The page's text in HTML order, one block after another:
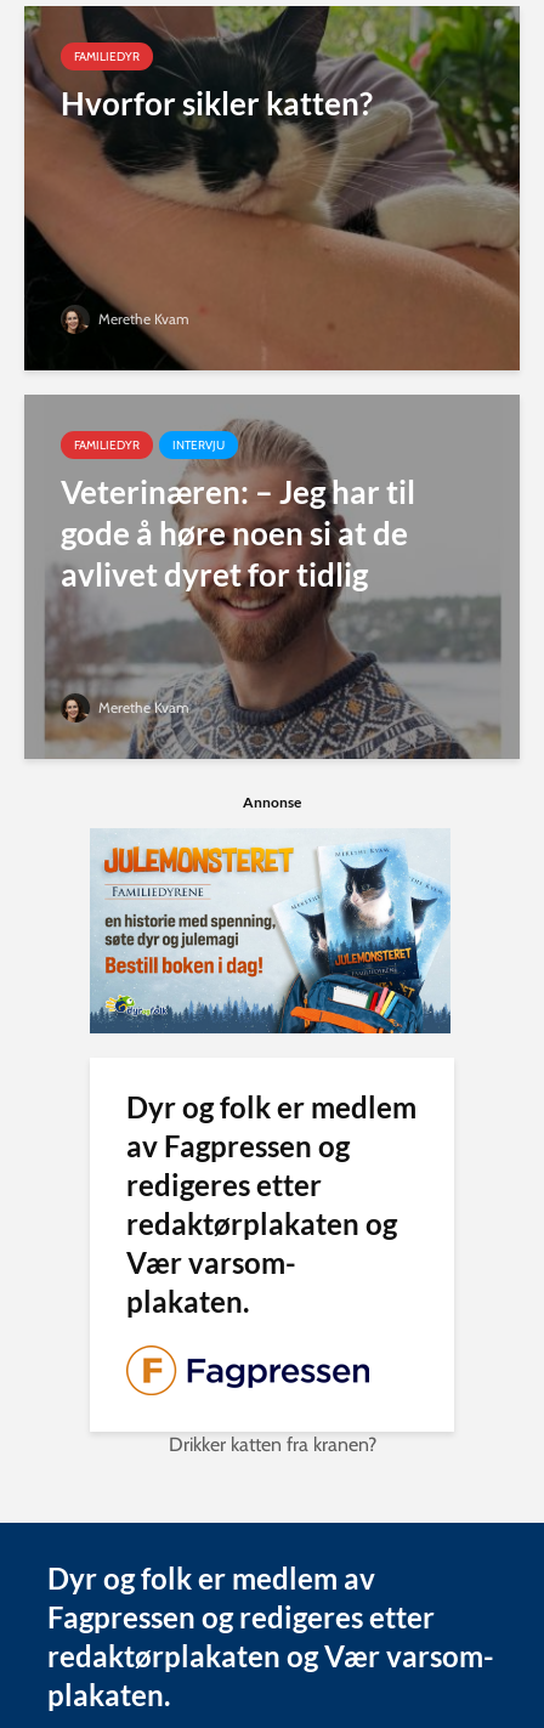
FAMILIEDYR
Hvorfor sikler katten?
Merethe Kvam
FAMILIEDYR INTERVJU
Veterinæren: – Jeg har til
gode å høre noen si at de
avlivet dyret for tidlig
Merethe Kvam
Annonse
Dyr og folk er medlem
av Fagpressen og
redigeres etter
redaktørplakaten og
Vær varsom-
plakaten.
Drikker katten fra kranen?
Dyr og folk er medlem av
Fagpressen og redigeres etter
redaktørplakaten og Vær varsom-
plakaten.